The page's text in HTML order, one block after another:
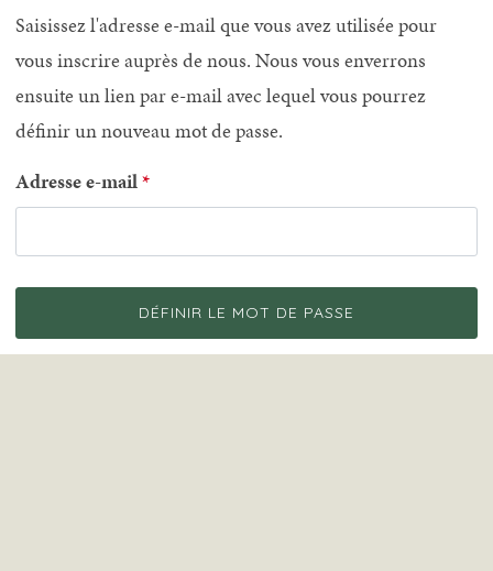
Saisissez l'adresse e-mail que vous avez utilisée pour
vous inscrire auprès de nous. Nous vous enverrons
ensuite un lien par e-mail avec lequel vous pourrez
définir un nouveau mot de passe.
Adresse e-mail
DÉFINIR LE MOT DE PASSE